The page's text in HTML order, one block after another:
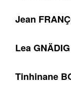
Jean
Lea GNÄDIG
Tinhinane